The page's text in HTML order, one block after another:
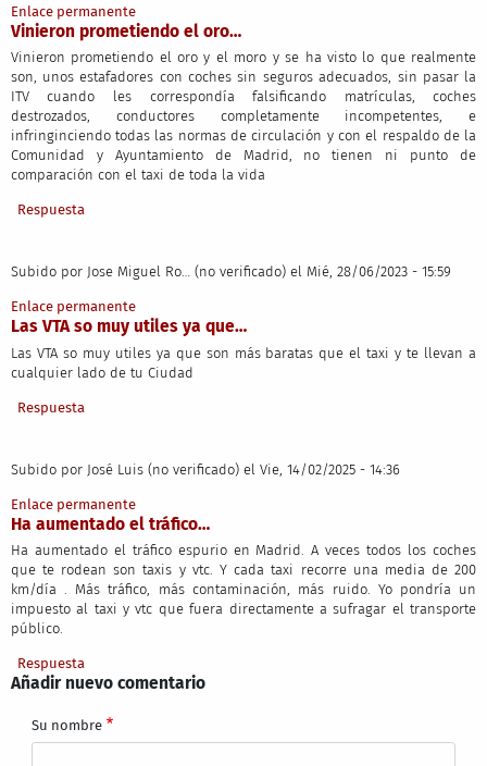
Enlace permanente
Vinieron prometiendo el oro…
Vinieron prometiendo el oro y el moro y se ha visto lo que realmente
son, unos estafadores con coches sin seguros adecuados, sin pasar la
ITV cuando les correspondía falsificando matrículas, coches
destrozados, conductores completamente incompetentes, e
infringinciendo todas las normas de circulación y con el respaldo de la
Comunidad y Ayuntamiento de Madrid, no tienen ni punto de
comparación con el taxi de toda la vida
Respuesta
Subido por Jose Miguel Ro… (no verificado) el Mié, 28/06/2023 - 15:59
Enlace permanente
Las VTA so muy utiles ya que…
Las VTA so muy utiles ya que son más baratas que el taxi y te llevan a
cualquier lado de tu Ciudad
Respuesta
Subido por José Luis (no verificado) el Vie, 14/02/2025 - 14:36
Enlace permanente
Ha aumentado el tráfico…
Ha aumentado el tráfico espurio en Madrid. A veces todos los coches
que te rodean son taxis y vtc. Y cada taxi recorre una media de 200
km/día . Más tráfico, más contaminación, más ruido. Yo pondría un
impuesto al taxi y vtc que fuera directamente a sufragar el transporte
público.
Respuesta
Añadir nuevo comentario
Su nombre